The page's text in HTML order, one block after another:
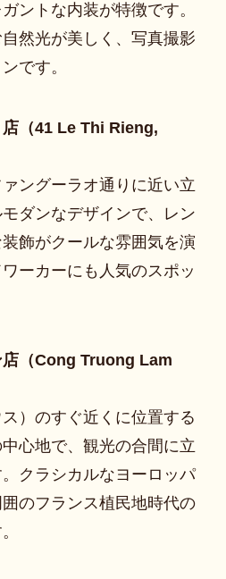
ントな内装が特徴です。
然光が美しく、写真撮影
です。
（41 Le Thi Rieng,
ングーラオ通りに近い立
ダンなデザインで、レン
飾がクールな雰囲気を演
ーカーにも人気のスポッ
店（Cong Truong Lam
）のすぐ近くに位置する
心地で、観光の合間に立
クラシカルなヨーロッパ
のフランス植民地時代の